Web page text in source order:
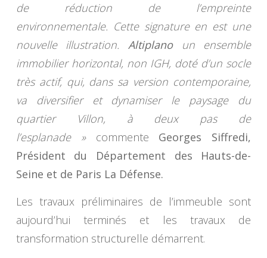
de réduction de l’empreinte
environnementale. Cette signature en est une
nouvelle illustration. Altiplano
un ensemble
immobilier horizontal, non IGH, doté d’un socle
très actif, qui, dans sa version contemporaine,
va diversifier et dynamiser le paysage du
quartier Villon, à deux pas de
l’esplanade »commente Georges Siffredi,
Président du Département des Hauts-de-
Seine et de Paris La Défense.
Les travaux préliminaires de l’immeuble sont
aujourd’hui terminés et les travaux de
transformation structurelle démarrent.